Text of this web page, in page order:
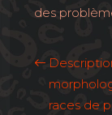
des
races de